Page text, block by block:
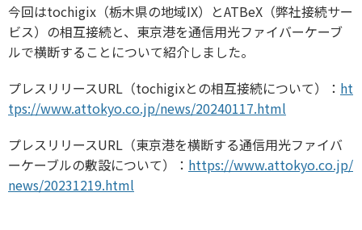
今回はtochigix（栃木県の地域IX）とATBeX（弊社接続サー
ビス）の相互接続と、東京港を通信用光ファイバーケーブ
ルで横断することについて紹介しました。
プレスリリースURL（tochigixとの相互接続について）： ht
tps://www.attokyo.co.jp/news/20240117.html
プレスリリースURL（東京港を横断する通信用光ファイバ
ーケーブルの敷設について）： https://www.attokyo.co.jp/
news/20231219.html